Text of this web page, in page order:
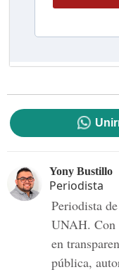
Yony Bustillo
Periodista
Periodista
UNAH. Con
en
pública,